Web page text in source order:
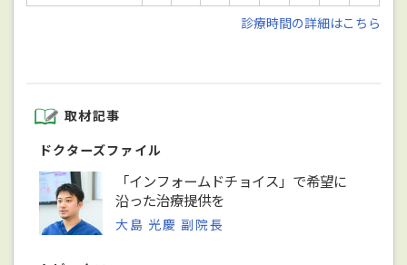
診療時間の詳細はこちら
取材記事
ドクターズファイル
「インフォームドチョイス」で希望に
沿った治療提供を
大島 光慶 副院長